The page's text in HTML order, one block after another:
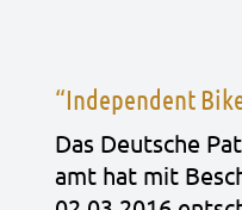
“Independent
Das Deut­sche
amt hat mit